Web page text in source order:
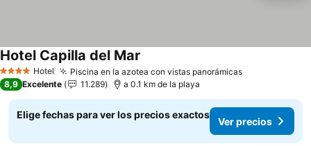
4 EstrellasHotel Piscina en la azotea con vistas panorámicasVer precios
Hotel Capilla del Mar
8,9 Excelente 11.289 a 0.1 km de la playa
Elige fechas para ver los precios exactos
Ver precios